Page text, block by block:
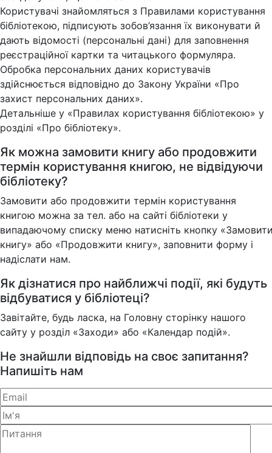
Користувачі знайомляться з Правилами користування
бібліотекою, підписують зобов’язання їх виконувати й
дають відомості (персональні дані) для заповнення
реєстраційної картки та читацького формуляра.
Обробка персональних даних користувачів
здійснюється відповідно до Закону України «Про
захист персональних даних».
Детальніше у «Правилах користування бібліотекою» у
розділі «Про бібліотеку».
Як можна замовити книгу або продовжити
термін користування книгою, не відвідуючи
бібліотеку?
Замовити або продовжити термін користування
книгою можна за тел. або на сайті бібліотеки у
випадаючому списку меню натисніть кнопку
книгу» або «Продовжити книгу», заповнити форму і
надіслати нам.
Як дізнатися про найближчі події, які будуть
відбуватися у бібліотеці?
Завітайте, будь ласка, на Головну сторінку нашого
сайту у розділ «Заходи» або «Календар подій».
Не знайшли відповідь на своє запитання?
Напишіть нам